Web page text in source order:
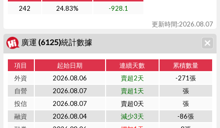
242
24.83%
-928.1
更新時間:2026.08.07
廣運 (6125)統計數據
項目 起始日期 連續天數
累積數量
外資
2026.08.06 賣超2天
-271張
自營
2026.08.07 賣超1天
張
投信
2026.08.07 賣超0天
張
融資
2026.08.04 減少3天
-86張